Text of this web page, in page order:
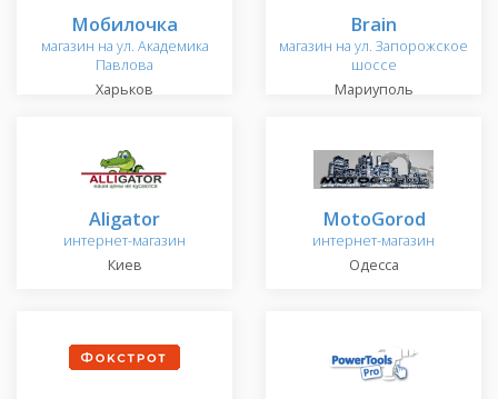
Мобилочка
магазин на ул. Академика
Павлова
Харьков
Brain
магазин на ул. Запорожское
шоссе
Мариуполь
Aligator
интернет-магазин
Киев
MotoGorod
интернет-магазин
Одесса